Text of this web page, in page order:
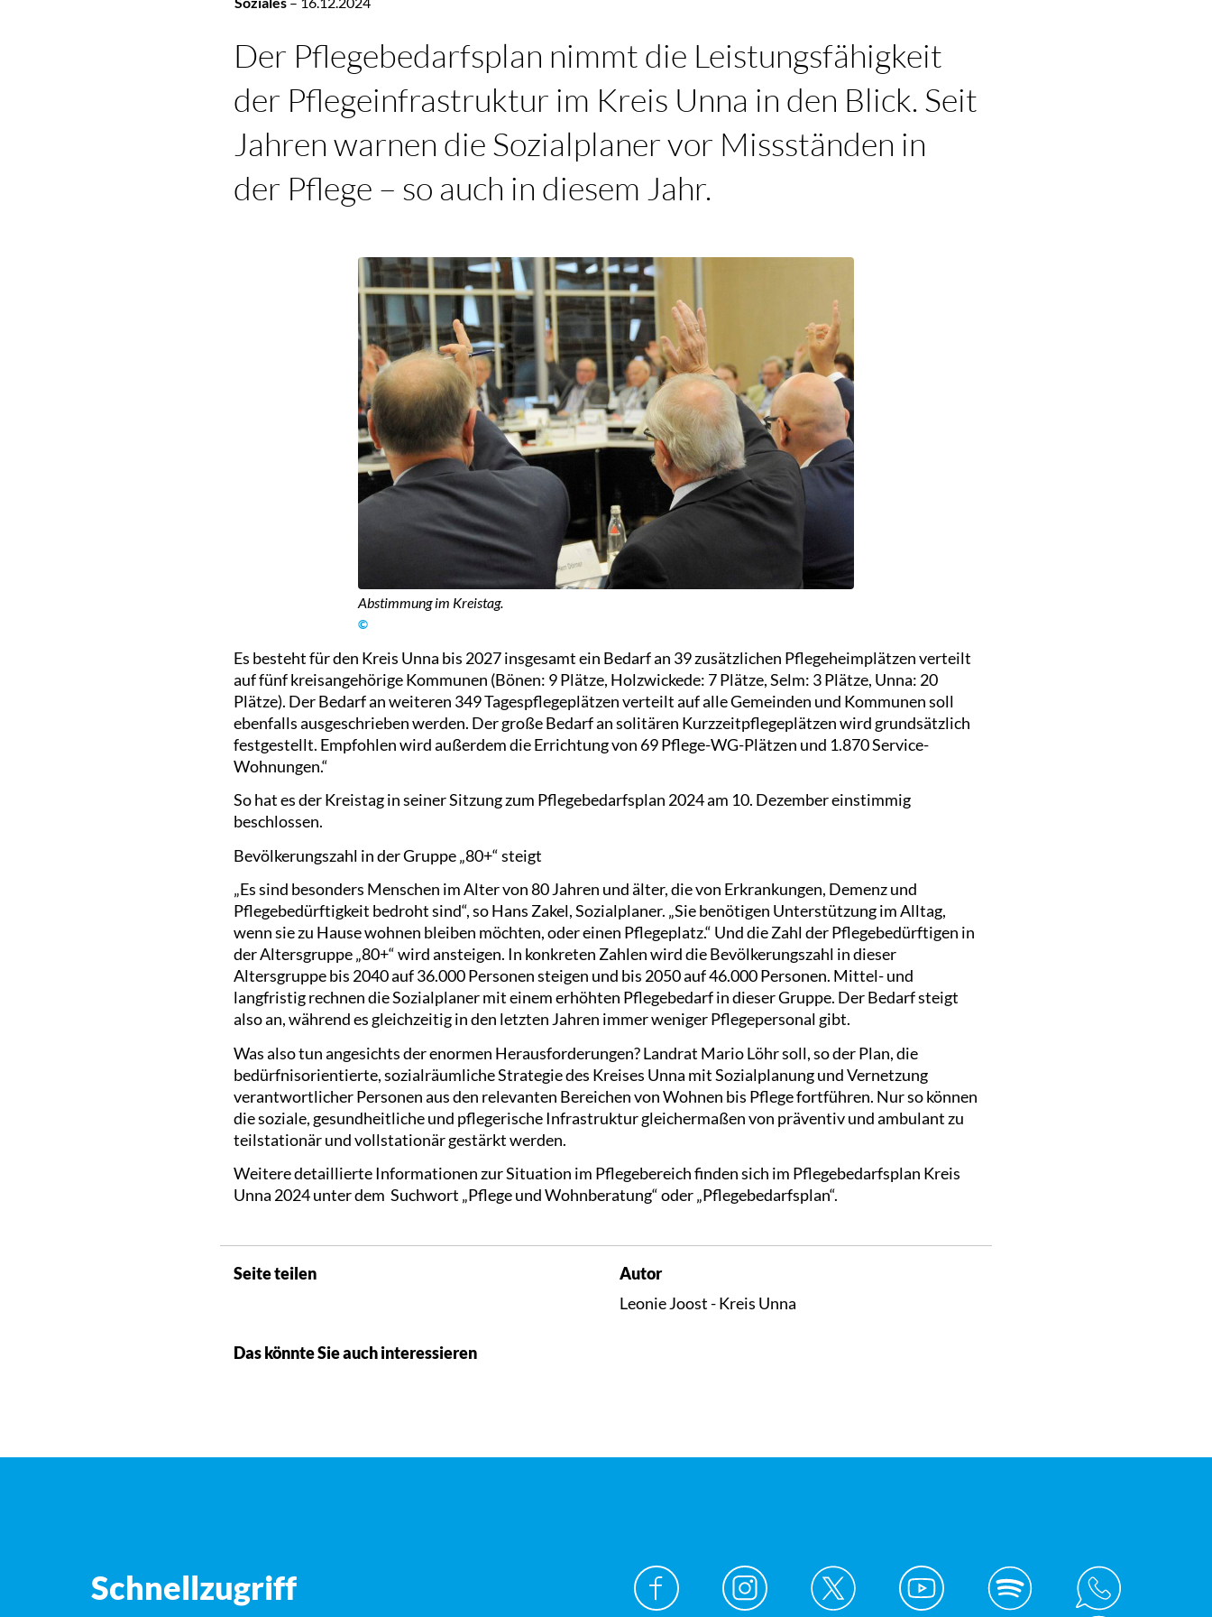
Der Pflegebedarfsplan nimmt die Leistungsfähigkeit
der Pflegeinfrastruktur im Kreis Unna in den Blick. Seit
Jahren warnen die Sozialplaner vor Missständen in
der Pflege – so auch in diesem Jahr.
Abstimmung im Kreistag.
©
Es besteht für den Kreis Unna bis 2027 insgesamt ein Bedarf an 39 zusätzlichen Pflegeheimplätzen verteilt
auf fünf kreisangehörige Kommunen (Bönen: 9 Plätze, Holzwickede: 7 Plätze, Selm: 3 Plätze, Unna: 20
Plätze). Der Bedarf an weiteren 349 Tagespflegeplätzen verteilt auf alle Gemeinden und Kommunen soll
ebenfalls ausgeschrieben werden. Der große Bedarf an solitären Kurzzeitpflegeplätzen wird grundsätzlich
festgestellt. Empfohlen wird außerdem die Errichtung von 69 Pflege-WG-Plätzen und 1.870 Service-
Wohnungen.“
So hat es der Kreistag in seiner Sitzung zum Pflegebedarfsplan 2024 am 10. Dezember einstimmig
beschlossen.
Bevölkerungszahl in der Gruppe „80+“ steigt
„Es sind besonders Menschen im Alter von 80 Jahren und älter, die von Erkrankungen, Demenz und
Pflegebedürftigkeit bedroht sind“, so Hans Zakel, Sozialplaner. „Sie benötigen Unterstützung im Alltag,
wenn sie zu Hause wohnen bleiben möchten, oder einen Pflegeplatz.“ Und die Zahl der Pflegebedürftigen in
der Altersgruppe „80+“ wird ansteigen. In konkreten Zahlen wird die Bevölkerungszahl in dieser
Altersgruppe bis 2040 auf 36.000 Personen steigen und bis 2050 auf 46.000 Personen. Mittel- und
langfristig rechnen die Sozialplaner mit einem erhöhten Pflegebedarf in dieser Gruppe. Der Bedarf steigt
also an, während es gleichzeitig in den letzten Jahren immer weniger Pflegepersonal gibt.
Was also tun angesichts der enormen Herausforderungen? Landrat Mario Löhr soll, so der Plan, die
bedürfnisorientierte, sozialräumliche Strategie des Kreises Unna mit Sozialplanung und Vernetzung
verantwortlicher Personen aus den relevanten Bereichen von Wohnen bis Pflege fortführen. Nur so können
die soziale, gesundheitliche und pflegerische Infrastruktur gleichermaßen von präventiv und ambulant zu
teilstationär und vollstationär gestärkt werden.
Weitere detaillierte Informationen zur Situation im Pflegebereich finden sich im Pflegebedarfsplan Kreis
Unna 2024 unter dem Suchwort „Pflege und Wohnberatung“ oder „Pflegebedarfsplan“.
Seite teilen
Autor
Leonie Joost - Kreis Unna
Das könnte Sie auch interessieren
Schnellzugriff